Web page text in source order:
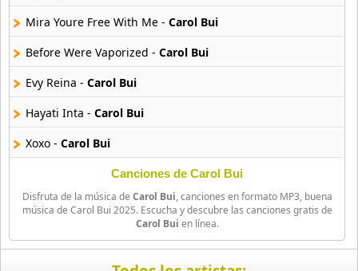
44 músicas online
B J Thomas
18 músicas online
Bellakath
27 músicas online
16 músicas online
50 músicas online
Mira Youre Free With Me - Carol Bui
Before Were Vaporized - Carol Bui
Evy Reina - Carol Bui
Hayati Inta - Carol Bui
Xoxo - Carol Bui
Canciones de Carol Bui
Disfruta de la música de Carol Bui, canciones en formato MP3, buena
música de Carol Bui 2025. Escucha y descubre las canciones gratis de
Carol Bui en línea.